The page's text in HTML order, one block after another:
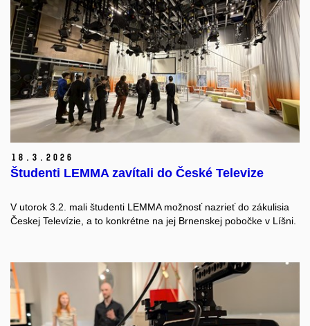
18. 3. 2026
Študenti LEMMA zavítali do České Televize
V utorok 3.2. mali študenti LEMMA možnosť nazrieť do zákulisia
Českej Televízie, a to konkrétne na jej Brnenskej pobočke v Líšni.